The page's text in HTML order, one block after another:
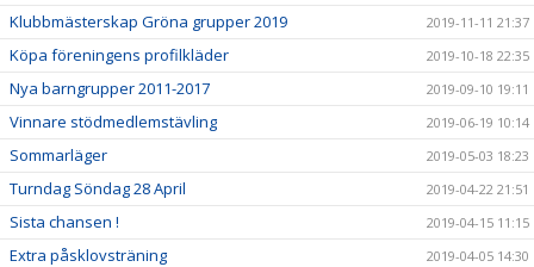
Klubbmästerskap Gröna grupper 2019 2019-11-11 21:37
Köpa föreningens profilkläder 2019-10-18 22:35
Nya barngrupper 2011-2017 2019-09-10 19:11
Vinnare stödmedlemstävling 2019-06-19 10:14
Sommarläger 2019-05-03 18:23
Turndag Söndag 28 April 2019-04-22 21:51
Sista chansen ! 2019-04-15 11:15
Extra påsklovsträning 2019-04-05 14:30